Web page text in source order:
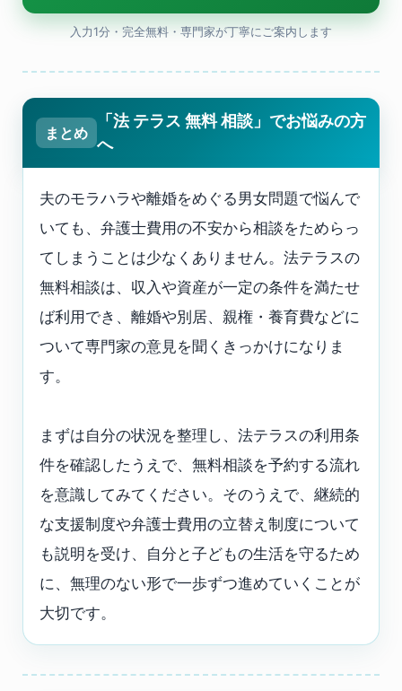
入力1分・完全無料・専門家が丁寧にご案内します
まとめ
「法 テラス 無料 相談」でお悩みの方
へ
夫のモラハラや離婚をめぐる男女問題で悩んで
いても、弁護士費用の不安から相談をためらっ
てしまうことは少なくありません。法テラスの
無料相談は、収入や資産が一定の条件を満たせ
ば利用でき、離婚や別居、親権・養育費などに
ついて専門家の意見を聞くきっかけになりま
す。
まずは自分の状況を整理し、法テラスの利用条
件を確認したうえで、無料相談を予約する流れ
を意識してみてください。そのうえで、継続的
な支援制度や弁護士費用の立替え制度について
も説明を受け、自分と子どもの生活を守るため
に、無理のない形で一歩ずつ進めていくことが
大切です。